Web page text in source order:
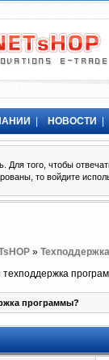
НОВОСТИ
Для того, чтобы
то войдите
» Техподдержка
техподдержка
программы?